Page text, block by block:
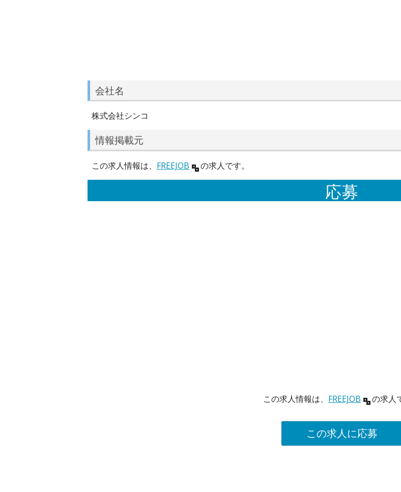
会社名
株式会社シンコ
情報掲載元
この求人情報は、 FREEJOB の求人です。
応募
この求人情報は、 FREEJOB の求人
この求人に応募